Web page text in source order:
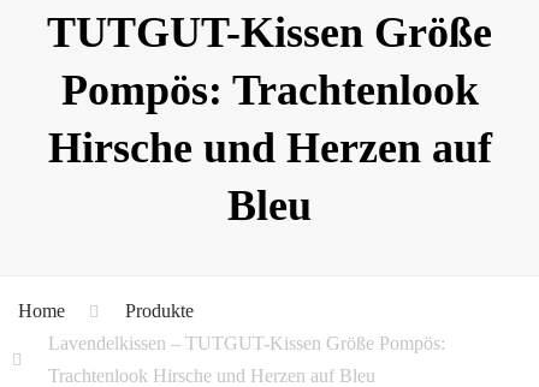
TUTGUT-Kissen Größe
Pompös: Trachtenlook
Hirsche und Herzen auf
Bleu
Home
Produkte
Lavendelkissen – TUTGUT-Kissen Größe Pompös:
Trachtenlook Hirsche und Herzen auf Bleu